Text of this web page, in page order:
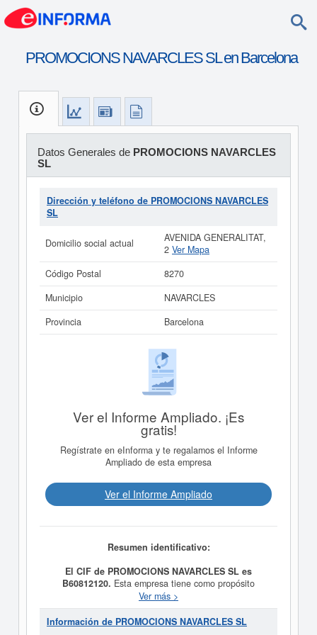
PROMOCIONS NAVARCLES SL en Barcelona
Datos Generales de PROMOCIONS NAVARCLES
SL
Dirección y teléfono de PROMOCIONS NAVARCLES
SL
Domicilio social actual
AVENIDA GENERALITAT,
2 Ver Mapa
Código Postal
8270
Municipio
NAVARCLES
Provincia
Barcelona
Ver el Informe Ampliado. ¡Es
gratis!
Regístrate en eInforma y te regalamos el Informe
Ampliado de esta empresa
Ver el Informe Ampliado
Resumen identificativo:
El CIF de PROMOCIONS NAVARCLES SL es
B60812120. Esta empresa tiene como propósito
TRABAJOS DE ALBANILERIA Y DE CONSTRUCCION
DE INMUEBLES EN GENERAL, SEA DE NUEVA
PLANTA O DE REPARACION, COMPRA VENTA,
Ver más >
Información de PROMOCIONS NAVARCLES SL